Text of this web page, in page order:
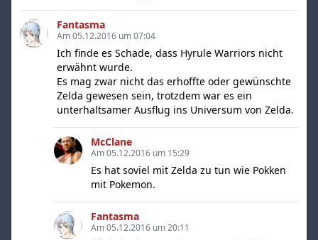
Fantasma
Am 05.12.2016 um 07:04
Ich finde es Schade, dass Hyrule Warriors nicht
erwähnt wurde.
Es mag zwar nicht das erhoffte oder gewünschte
Zelda gewesen sein, trotzdem war es ein
unterhaltsamer Ausflug ins Universum von Zelda.
McClane
Am 05.12.2016 um 15:29
Es hat soviel mit Zelda zu tun wie Pokken
mit Pokemon.
Fantasma
Am 05.12.2016 um 20:11